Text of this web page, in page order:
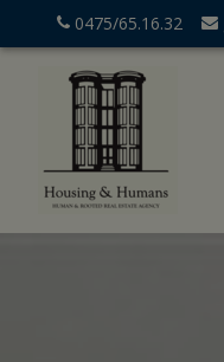
0475/65.16.32